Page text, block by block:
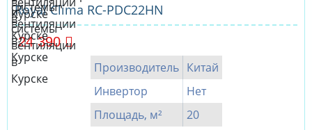
Royal Clima RC-PDC22HN
24 390
Производитель Китай
Инвертор
Нет
Площадь, м²
20